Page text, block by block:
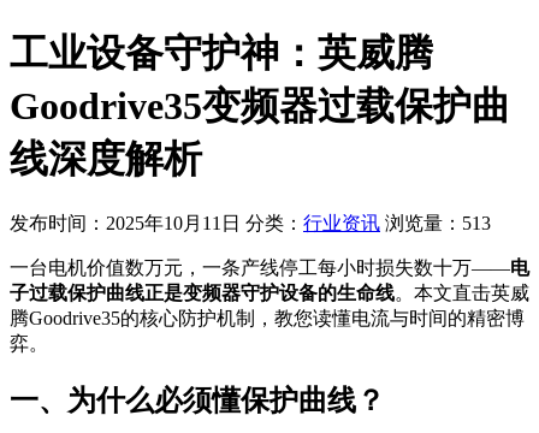
工业设备守护神：英威腾
Goodrive35变频器过载保护曲
线深度解析
发布时间：2025年10月11日 分类： 行业资讯 浏览量：513
一台电机价值数万元，一条产线停工每小时损失数十万——电
子过载保护曲线正是变频器守护设备的生命线。本文直击英威
腾Goodrive35的核心防护机制，教您读懂电流与时间的精密博
弈。
一、为什么必须懂保护曲线？